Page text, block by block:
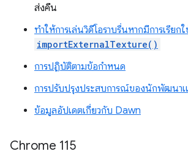
ส่งคืน
ทำให้การเล่นวิดีโอราบรื่นหากมีการเรียก
importExternalTexture()
การปฏิบัติตามข้อกำหนด
การปรับปรุงประสบการณ์ของนักพัฒนา
ข้อมูลอัปเดตเกี่ยวกับ Dawn
Chrome 115